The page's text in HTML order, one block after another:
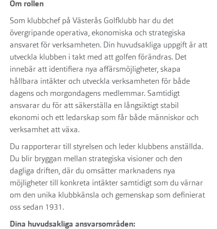
Om rollen
Som klubbchef på Västerås Golfklubb har du det
övergripande operativa, ekonomiska och strategiska
ansvaret för verksamheten. Din huvudsakliga uppgift är att
utveckla klubben i takt med att golfen förändras. Det
innebär att identifiera nya affärsmöjligheter, skapa
hållbara intäkter och utveckla verksamheten för både
dagens och morgondagens medlemmar. Samtidigt
ansvarar du för att säkerställa en långsiktigt stabil
ekonomi och ett ledarskap som får både människor och
verksamhet att växa.
Du rapporterar till styrelsen och leder klubbens anställda.
Du blir bryggan mellan strategiska visioner och den
dagliga driften, där du omsätter marknadens nya
möjligheter till konkreta intäkter samtidigt som du värnar
om den unika klubbkänsla och gemenskap som definierat
oss sedan 1931.
Dina huvudsakliga ansvarsområden: